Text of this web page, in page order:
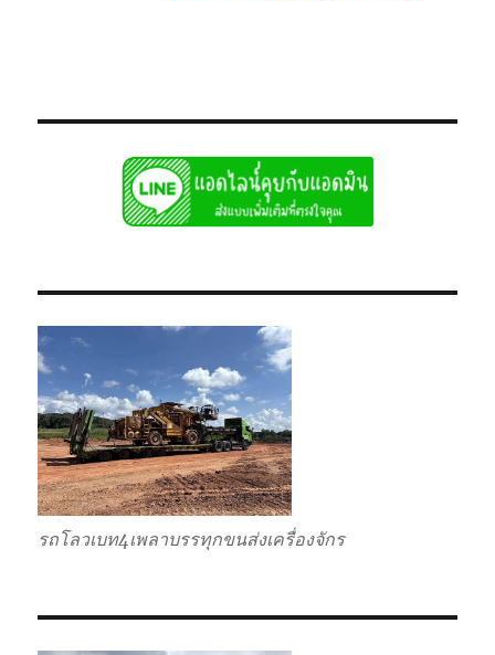
รถโลวเบท4เพลาบรรทุกขนส่งเครื่องจักร